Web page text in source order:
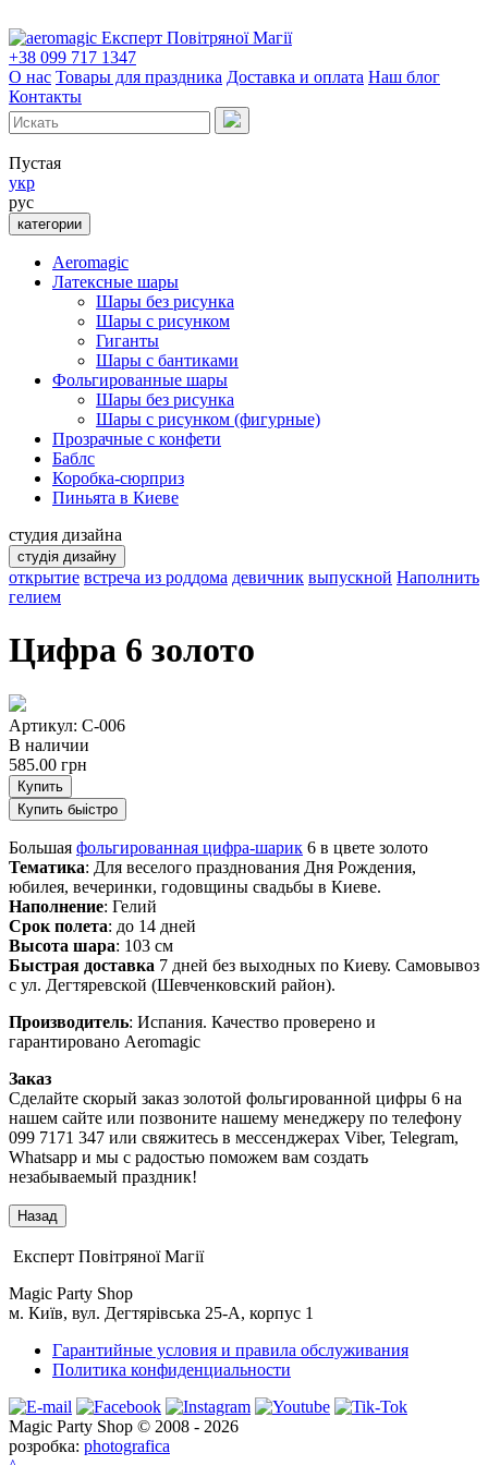
Експерт Повітряної Магії
+38 099 717 1347
О нас Товары для праздника Доставка и оплата Наш блог
Контакты
Пустая
укр
рус
категории
Aeromagic
Латексные шары
Шары без рисунка
Шары с рисунком
Гиганты
Шары с бантиками
Фольгированные шары
Шары без рисунка
Шары с рисунком (фигурные)
Прозрачные с конфети
Баблс
Коробка-сюрприз
Пиньята в Киеве
студия дизайна
студія дизайну
открытие встреча из роддома девичник выпускной Наполнить
гелием
Цифра 6 золото
Артикул: С-006
В наличии
585.00 грн
Купить
Купить быістро
Большая фольгированная цифра-шарик 6 в цвете золото
Тематика: Для веселого празднования Дня Рождения,
юбилея, вечеринки, годовщины свадьбы в Киеве.
Наполнение: Гелий
Срок полета: до 14 дней
Высота шара: 103 см
Быстрая доставка 7 дней без выходных по Киеву. Самовывоз
с ул. Дегтяревской (Шевченковский район).
Производитель: Испания. Качество проверено и
гарантировано Aeromagic
Заказ
Сделайте скорый заказ золотой фольгированной цифры 6 на
нашем сайте или позвоните нашему менеджеру по телефону
099 7171 347 или свяжитесь в мессенджерах Viber, Telegram,
Whatsapp и мы с радостью поможем вам создать
незабываемый праздник!
Експерт Повітряної Магії
Magic Party Shop
м. Київ, вул. Дегтярівська 25-А, корпус 1
Гарантийные условия и правила обслуживания
Политика конфиденциальности
Magic Party Shop © 2008 - 2026
розробка: photografica